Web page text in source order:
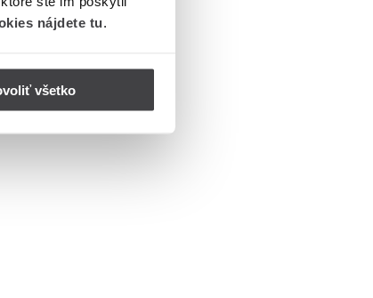
nájdete tu.
všetko